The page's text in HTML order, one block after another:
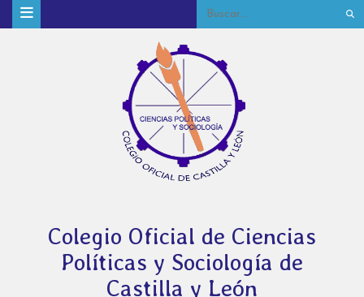
Colegio Oficial de Ciencias
Políticas y Sociología de
Castilla y León